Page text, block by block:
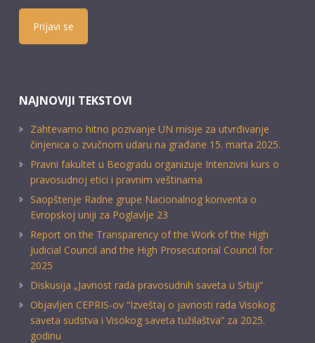
Prijavi se
NAJNOVIJI TEKSTOVI
Zahtevamo hitno pozivanje UN misije za utvrđivanje
činjenica o zvučnom udaru na građane 15. marta 2025.
Pravni fakultet u Beogradu organizuje Intenzivni kurs o
pravosudnoj etici i pravnim veštinama
Saopštenje Radne grupe Nacionalnog konventa o
Evropskoj uniji za Poglavlje 23
Report on the Transparency of the Work of the High
Judicial Council and the High Prosecutorial Council for
2025
Diskusija „Javnost rada pravosudnih saveta u Srbiji“
Objavljen CEPRIS-ov “Izveštaj o javnosti rada Visokog
saveta sudstva i Visokog saveta tužilaštva” za 2025.
godinu